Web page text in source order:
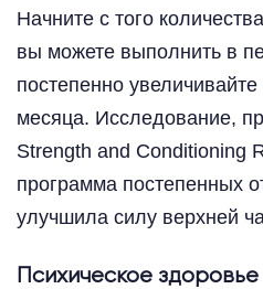
Начните с того
вы можете выполнить в
постепенно
месяца. Исследование,
Strength and Conditioning
программа постепенных
улучшила силу верхней
Психическое